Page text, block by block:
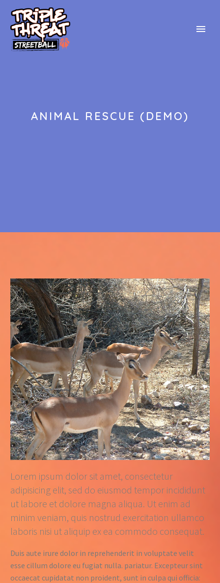
ANIMAL RESCUE (DEMO)
Lorem ipsum dolor sit amet, consectetur
adipisicing elit, sed do eiusmod tempor incididunt
ut labore et dolore magna aliqua. Ut enim ad
minim veniam, quis nostrud exercitation ullamco
laboris nisi ut aliquip ex ea commodo consequat.
Duis aute irure dolor in reprehenderit in voluptate velit
esse cillum dolore eu fugiat nulla. pariatur. Excepteur sint
occaecat cupidatat non proident, sunt in culpa qui officia: